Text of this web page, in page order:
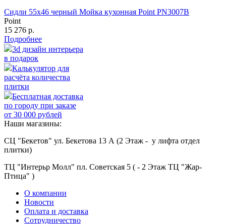
Сидли 55х46 черный Мойка кухонная Point PN3007B
Point
15 276 р.
Подробнее
3d дизайн интерьера
в подарок
Калькулятор для
расчёта количества
плитки
Бесплатная доставка
по городу при заказе
от 30 000 рублей
Наши магазины:
СЦ "Бекетов" ул. Бекетова 13 А (2 Этаж - у лифта отдел
плитки)
ТЦ "Интерьр Молл" пл. Советская 5 ( - 2 Этаж ТЦ "Жар-
Птица" )
О компании
Новости
Оплата и доставка
Сотрудничество